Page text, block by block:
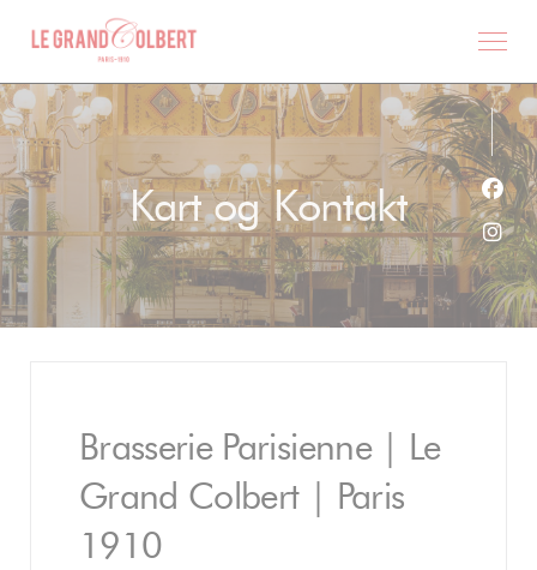
Panel for informasjonskapsler
Kart og Kontakt
Brasserie Parisienne | Le
Grand Colbert | Paris
1910